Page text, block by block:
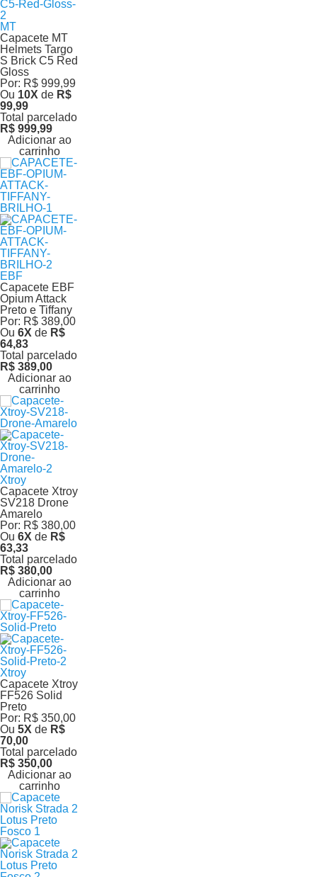
MT
Capacete MT
Helmets Targo
S Brick C5 Red
Gloss
Por: R$ 999,99
Ou 10X de R$
99,99
Total parcelado
R$ 999,99
Adicionar ao
carrinho
EBF
Capacete EBF
Opium Attack
Preto e Tiffany
Por: R$ 389,00
Ou 6X de R$
64,83
Total parcelado
R$ 389,00
Adicionar ao
carrinho
Xtroy
Capacete Xtroy
SV218 Drone
Amarelo
Por: R$ 380,00
Ou 6X de R$
63,33
Total parcelado
R$ 380,00
Adicionar ao
carrinho
Xtroy
Capacete Xtroy
FF526 Solid
Preto
Por: R$ 350,00
Ou 5X de R$
70,00
Total parcelado
R$ 350,00
Adicionar ao
carrinho